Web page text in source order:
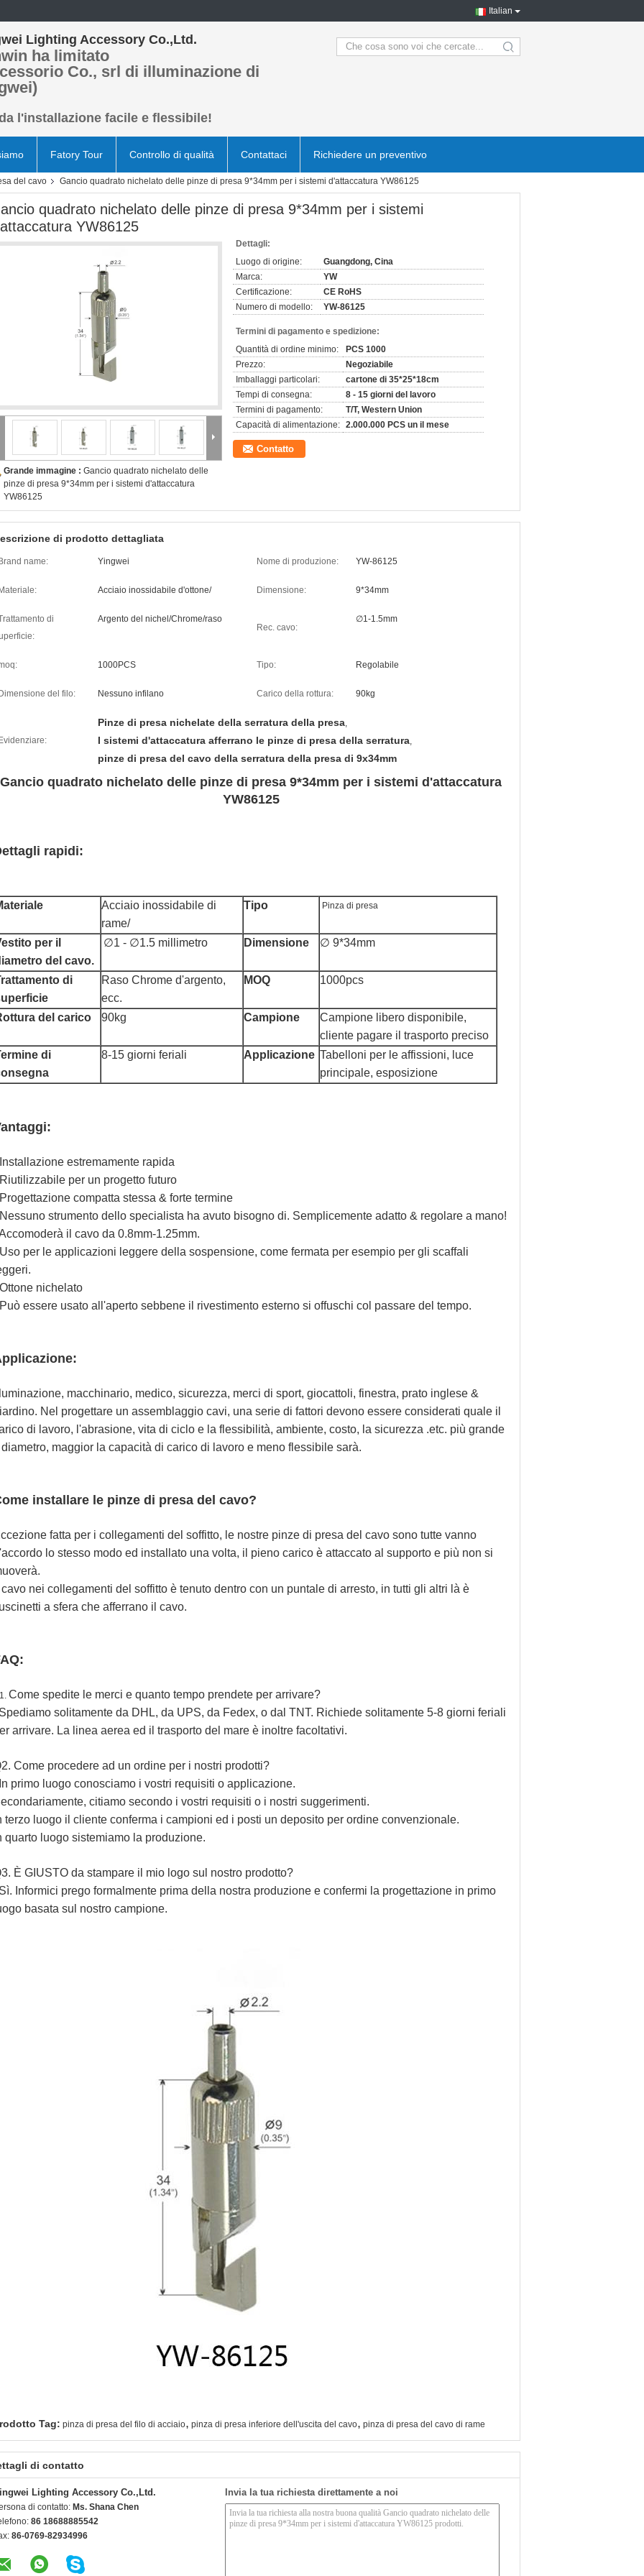
Italian
Lighting Accessory Co.,Ltd.
ha limitato
Co., srl di illuminazione di
l'installazione facile e flessibile!
search
Fatory Tour Controllo di qualità Contattaci Richiedere un preventivo
del cavo Gancio quadrato nichelato delle pinze di presa 9*34mm per i sistemi d'attaccatura YW86125
quadrato nichelato delle pinze di presa 9*34mm per i sistemi
YW86125
Grande immagine : Gancio quadrato nichelato delle
pinze di presa 9*34mm per i sistemi d'attaccatura
YW86125
Dettagli:
Luogo di origine:
Guangdong, Cina
Marca:
YW
Certificazione:
CE RoHS
Numero di modello:
YW-86125
Termini di pagamento e spedizione:
Quantità di ordine minimo:
PCS 1000
Prezzo:
Negoziabile
Imballaggi particolari:
cartone di 35*25*18cm
Tempi di consegna:
8 - 15 giorni del lavoro
Termini di pagamento:
T/T, Western Union
Capacità di alimentazione: 2.000.000 PCS un il mese
Contatto
di prodotto dettagliata
Brand name: Yingwei Nome di produzione: YW-86125
Materiale: Acciaio inossidabile d'ottone/ Dimensione: 9*34mm
di
Argento del nichel/Chrome/raso
Rec. cavo:
∅1-1.5mm
1000PCS Tipo: Regolabile
Dimensione del filo: Nessuno infilano Carico della rottura: 90kg
Evidenziare:
Pinze di presa nichelate della serratura della presa,
I sistemi d'attaccatura afferrano le pinze di presa della serratura,
pinze di presa del cavo della serratura della presa di 9x34mm
Gancio quadrato nichelato delle pinze di presa 9*34mm per i sistemi d'attaccatura
YW86125
rapidi:
Acciaio inossidabile di
rame/
Tipo Pinza di presa
per il
del cavo.
∅1 - ∅1.5 millimetro Dimensione ∅ 9*34mm
di
Raso Chrome d'argento,
ecc.
MOQ 1000pcs
del carico 90kg Campione Campione libero disponibile,
cliente pagare il trasporto preciso
di
8-15 giorni feriali Applicazione Tabelloni per le affissioni, luce
principale, esposizione
Installazione estremamente rapida
Riutilizzabile per un progetto futuro
Progettazione compatta stessa & forte termine
Nessuno strumento dello specialista ha avuto bisogno di. Semplicemente adatto & regolare a mano!
Accomoderà il cavo da 0.8mm-1.25mm.
Uso per le applicazioni leggere della sospensione, come fermata per esempio per gli scaffali
Ottone nichelato
Può essere usato all'aperto sebbene il rivestimento esterno si offuschi col passare del tempo.
macchinario, medico, sicurezza, merci di sport, giocattoli, finestra, prato inglese &
Nel progettare un assemblaggio cavi, una serie di fattori devono essere considerati quale il
di lavoro, l'abrasione, vita di ciclo e la flessibilità, ambiente, costo, la sicurezza .etc. più grande
maggior la capacità di carico di lavoro e meno flessibile sarà.
installare le pinze di presa del cavo?
fatta per i collegamenti del soffitto, le nostre pinze di presa del cavo sono tutte vanno
lo stesso modo ed installato una volta, il pieno carico è attaccato al supporto e più non si
cavo nei collegamenti del soffitto è tenuto dentro con un puntale di arresto, in tutti gli altri là è
a sfera che afferrano il cavo.
Come spedite le merci e quanto tempo prendete per arrivare?
solitamente da DHL, da UPS, da Fedex, o dal TNT. Richiede solitamente 5-8 giorni feriali
arrivare. La linea aerea ed il trasporto del mare è inoltre facoltativi.
Come procedere ad un ordine per i nostri prodotti?
primo luogo conosciamo i vostri requisiti o applicazione.
citiamo secondo i vostri requisiti o i nostri suggerimenti.
terzo luogo il cliente conferma i campioni ed i posti un deposito per ordine convenzionale.
quarto luogo sistemiamo la produzione.
È GIUSTO da stampare il mio logo sul nostro prodotto?
Informici prego formalmente prima della nostra produzione e confermi la progettazione in primo
basata sul nostro campione.
Tag: pinza di presa del filo di acciaio, pinza di presa inferiore dell'uscita del cavo, pinza di presa del cavo di rame
di contatto
Lighting Accessory Co.,Ltd.
di contatto: Ms. Shana Chen
86 18688885542
86-0769-82934996
Invia la tua richiesta direttamente a noi